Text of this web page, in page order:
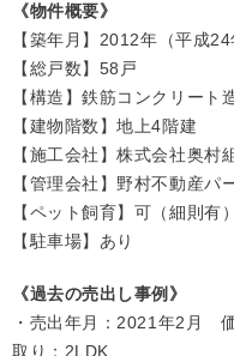
《物件概要》
【築年月】2012年（平成24
【総戸数】58戸
【構造】鉄筋コンクリート
【建物階数】地上4階建
【施工会社】株式会社奥村
【管理会社】野村不動産パ
【ペット飼育】可（細則有）
【駐車場】あり
《過去の売出し事例》
・売出年月：2021年2月
取り：2LDK